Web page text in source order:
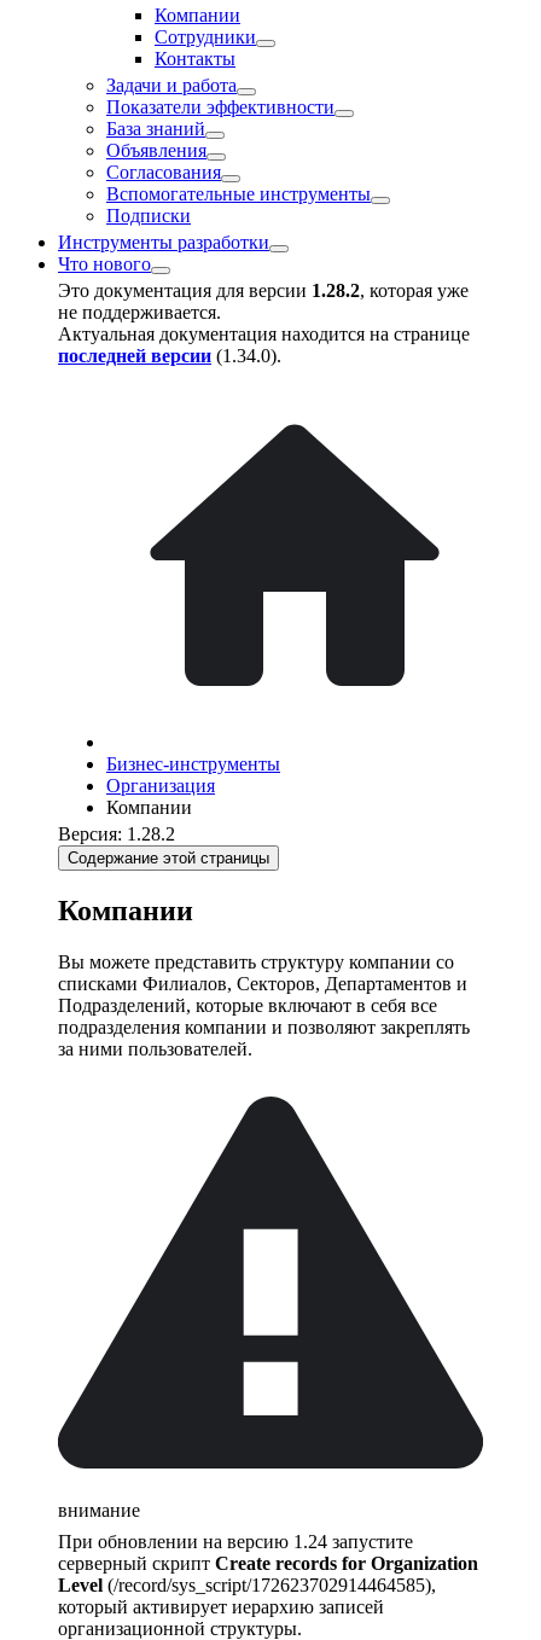
Компании
Сотрудники
Контакты
Задачи и работа
Показатели эффективности
База знаний
Объявления
Согласования
Вспомогательные инструменты
Подписки
Инструменты разработки
Что нового
Это документация для версии 1.28.2, которая уже
не поддерживается.
Актуальная документация находится на странице
последней версии (1.34.0).
Бизнес-инструменты
Организация
Компании
Версия: 1.28.2
Содержание этой страницы
Компании
Вы можете представить структуру компании со
списками Филиалов, Секторов, Департаментов и
Подразделений, которые включают в себя все
подразделения компании и позволяют закреплять
за ними пользователей.
внимание
При обновлении на версию 1.24 запустите
серверный скрипт Create records for Organization
Level (/record/sys_script/172623702914464585),
который активирует иерархию записей
организационной структуры.